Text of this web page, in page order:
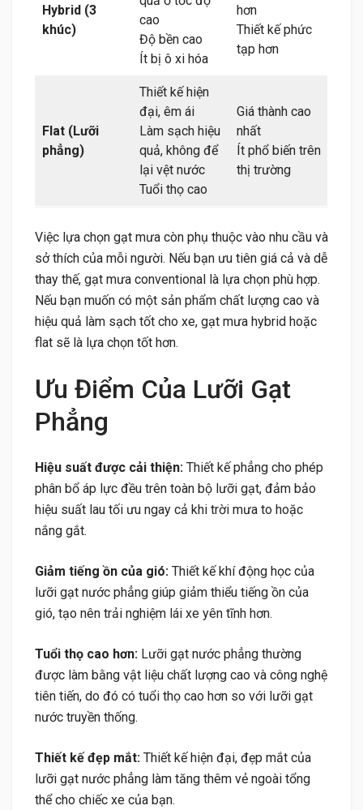
Hybrid (3
khúc)
cao
Độ bền cao
Ít bị ô xi hóa
hơn
Thiết kế phức
tạp hơn
Flat (Lưỡi
phẳng)
Thiết kế hiện
đại, êm ái
Làm sạch hiệu
quả, không để
lại vệt nước
Tuổi thọ cao
Giá thành cao
nhất
Ít phổ biến trên
thị trường
Việc lựa chọn gạt mưa còn phụ thuộc vào nhu cầu và
sở thích của mỗi người. Nếu bạn ưu tiên giá cả và dễ
thay thế, gạt mưa conventional là lựa chọn phù hợp.
Nếu bạn muốn có một sản phẩm chất lượng cao và
hiệu quả làm sạch tốt cho xe, gạt mưa hybrid hoặc
flat sẽ là lựa chọn tốt hơn.
Ưu Điểm Của Lưỡi Gạt
Phẳng
Hiệu suất được cải thiện: Thiết kế phẳng cho phép
phân bổ áp lực đều trên toàn bộ lưỡi gạt, đảm bảo
hiệu suất lau tối ưu ngay cả khi trời mưa to hoặc
nắng gắt.
Giảm tiếng ồn của gió: Thiết kế khí động học của
lưỡi gạt nước phẳng giúp giảm thiểu tiếng ồn của
gió, tạo nên trải nghiệm lái xe yên tĩnh hơn.
Tuổi thọ cao hơn: Lưỡi gạt nước phẳng thường
được làm bằng vật liệu chất lượng cao và công nghệ
tiên tiến, do đó có tuổi thọ cao hơn so với lưỡi gạt
nước truyền thống.
Thiết kế đẹp mắt: Thiết kế hiện đại, đẹp mắt của
lưỡi gạt nước phẳng làm tăng thêm vẻ ngoài tổng
thể cho chiếc xe của bạn.